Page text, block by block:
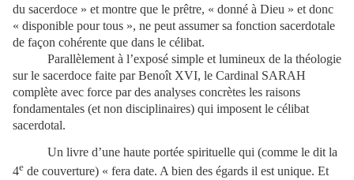
du sacerdoce » et montre que le prêtre, « donné à Dieu » et donc
« disponible pour tous », ne peut assumer sa fonction sacerdotale
de façon cohérente que dans le célibat.
Parallèlement à l’exposé simple et lumineux de la théologie
sur le sacerdoce faite par Benoît XVI, le Cardinal SARAH
complète avec force par des analyses concrètes les raisons
fondamentales (et non disciplinaires) qui imposent le célibat
sacerdotal.
Un livre d’une haute portée spirituelle qui (comme le dit la
4e de couverture) « fera date. A bien des égards il est unique. Et